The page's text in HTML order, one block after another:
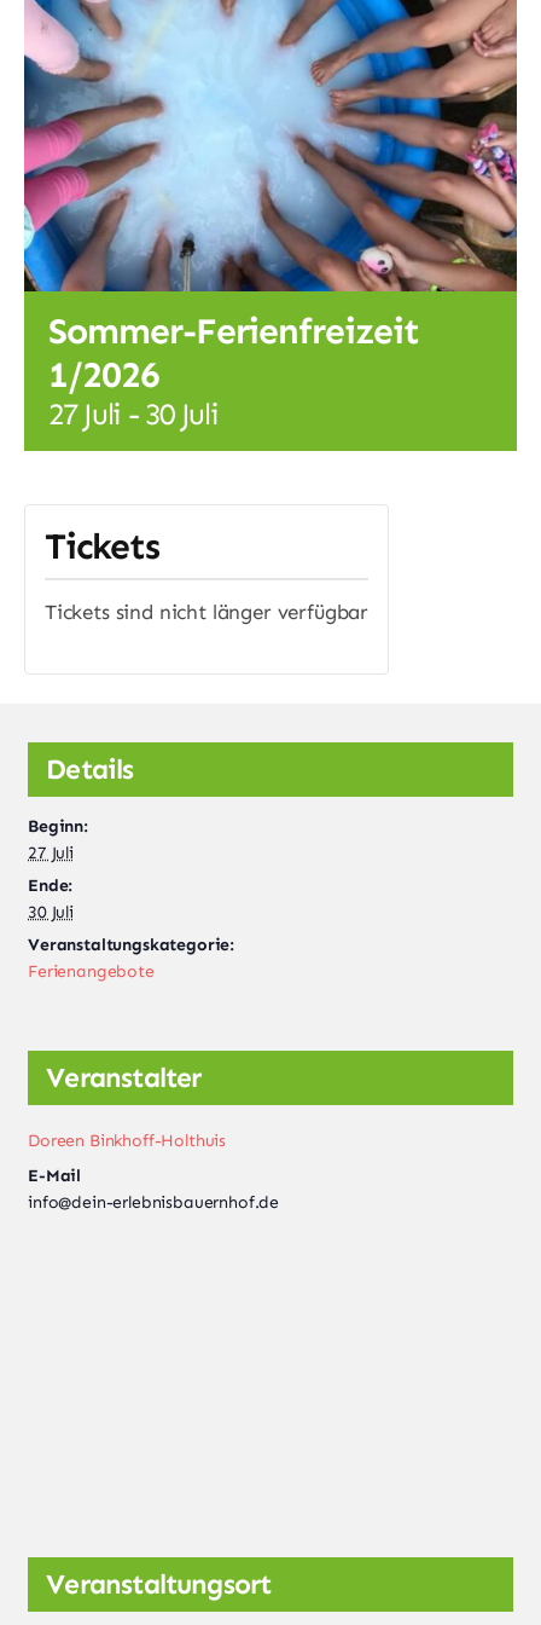
Familientag
Ferienangebote
Kontakt
Sommer-Ferienfreizeit
1/2026
27 Juli - 30 Juli
Tickets
Tickets sind nicht länger verfügbar
Details
Beginn:
27 Juli
Ende:
30 Juli
Veranstaltungskategorie:
Ferienangebote
Veranstalter
Doreen Binkhoff-Holthuis
E-Mail
info@dein-erlebnisbauernhof.de
Veranstaltungsort